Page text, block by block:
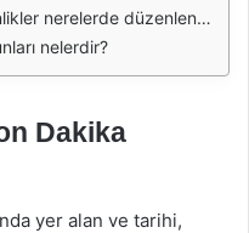
nerelerde düzenleniyor?
nelerdir?
Dakika
yer alan ve tarihi,